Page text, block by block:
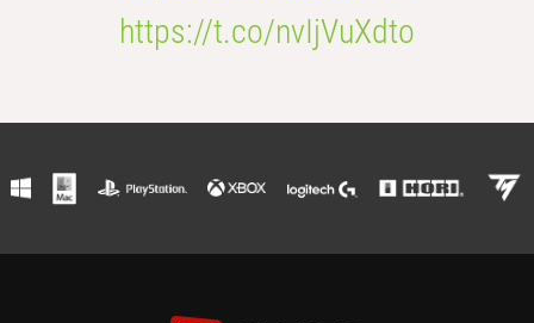
https://t.co/nvIjVuXdto